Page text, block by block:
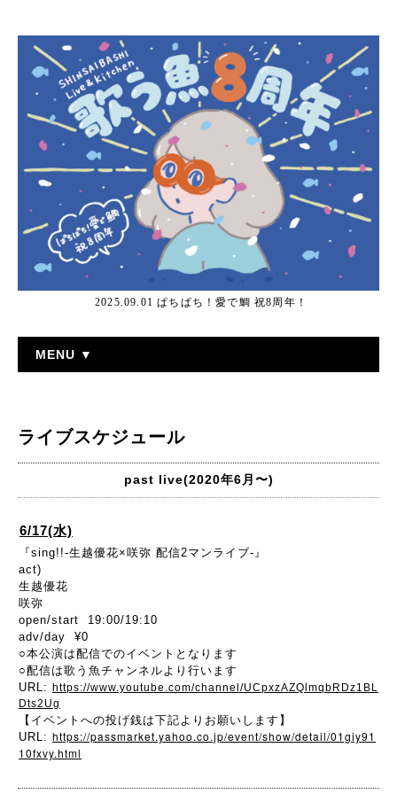
2025.09.01 ぱちぱち！愛で鯛 祝8周年！
MENU ▼
ライブスケジュール
past live(2020年6月〜)
6/17(水)
『sing!!-生越優花×咲弥 配信2マンライブ-』
act)
生越優花
咲弥
open/start 19:00/19:10
adv/day ¥0
○本公演は配信でのイベントとなります
○配信は歌う魚チャンネルより行います
URL: https://www.youtube.com/channel/UCpxzAZQlmqbRDz1BL
Dts2Ug
【イベントへの投げ銭は下記よりお願いします】
URL: https://passmarket.yahoo.co.jp/event/show/detail/01giy91
10fxvy.html